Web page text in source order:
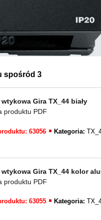
spośród 3
wtykowa Gira TX_44 biały
produktu PDF
63056 Kategoria:
wtykowa Gira TX_44 kolor
produktu PDF
63055 Kategoria: